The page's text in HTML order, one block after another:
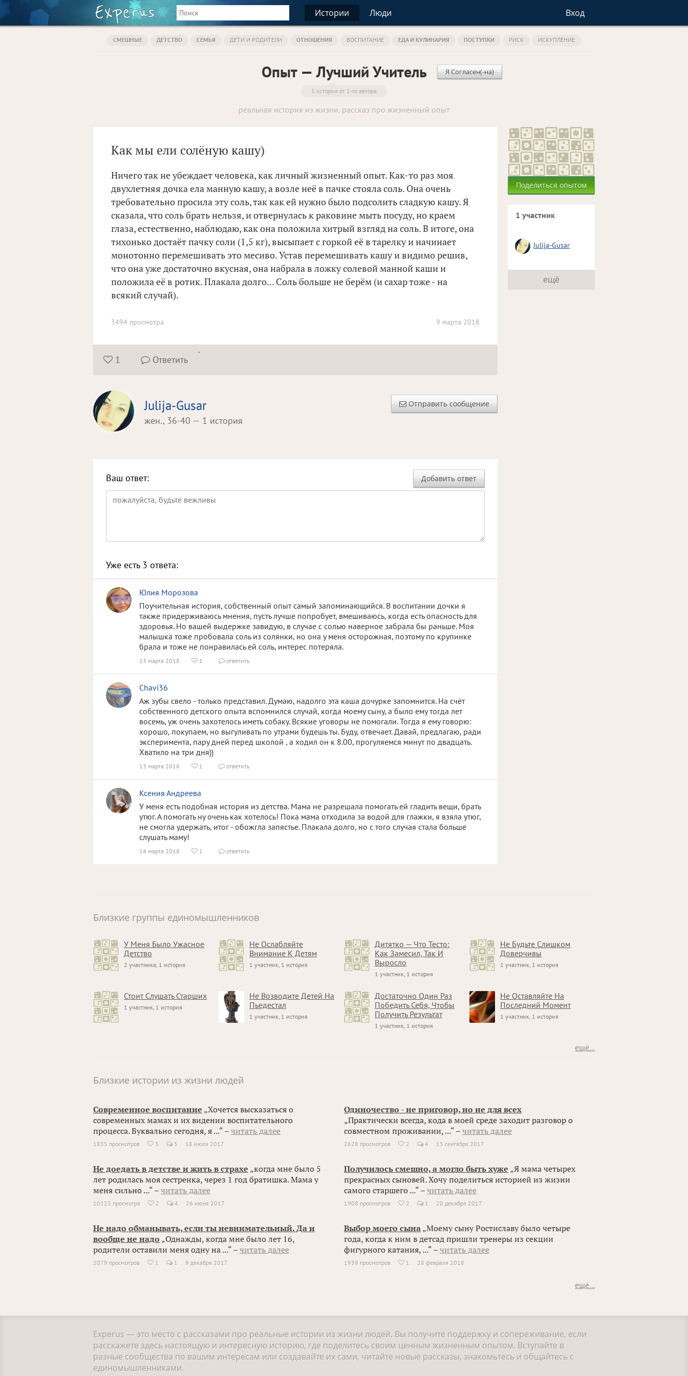
Истории Люди Вход
СМЕШНЫЕ ДЕТСТВО СЕМЬЯ ДЕТИ И РОДИТЕЛИ ОТНОШЕНИЯ ВОСПИТАНИЕ ЕДА И КУЛИНАРИЯ ПОСТУПКИ РИСК ИСКУПЛЕНИЕ
Опыт — Лучший Учитель Я Согласен(-на)
1 история от 1-го автора
реальная история из жизни, рассказ про жизненный опыт
Как мы ели солёную кашу)
Ничего так не убеждает человека, как личный жизненный опыт. Как-то раз моя
двухлетняя дочка ела манную кашу, а возле неё в пачке стояла соль. Она очень
требовательно просила эту соль, так как ей нужно было подсолить сладкую кашу. Я
сказала, что соль брать нельзя, и отвернулась к раковине мыть посуду, но краем
глаза, естественно, наблюдаю, как она положила хитрый взгляд на соль. В итоге, она
тихонько достаёт пачку соли (1,5 кг), высыпает с горкой её в тарелку и начинает
монотонно перемешивать это месиво. Устав перемешивать кашу и видимо решив,
что она уже достаточно вкусная, она набрала в ложку солевой манной каши и
положила её в ротик. Плакала долго... Соль больше не берём (и сахар тоже - на
всякий случай).
9 марта 2018
3494 просмотра
 1  Ответить
.
Отправить сообщение
Julija-Gusar
жен., 36-40 — 1 история
Добавить ответ
Ваш ответ:
Уже есть 3 ответа:
Юлия Морозова
Поучительная история, собственный опыт самый запоминающийся. В воспитании дочки я
также придерживаюсь мнения, пусть лучше попробует, вмешиваюсь, когда есть опасность для
здоровья. Но вашей выдержке завидую, в случае с солью наверное забрала бы раньше. Моя
малышка тоже пробовала соль из солянки, но она у меня осторожная, поэтому по крупинке
брала и тоже не понравилась ей соль, интерес потеряла.
13 марта 2018  1  ответить
Chavi36
Аж зубы свело - только представил. Думаю, надолго эта каша дочурке запомнится. На счёт
собственного детского опыта вспомнился случай, когда моему сыну, а было ему тогда лет
восемь, уж очень захотелось иметь собаку. Всякие уговоры не помогали. Тогда я ему говорю:
хорошо, покупаем, но выгуливать по утрами будешь ты. Буду, отвечает. Давай, предлагаю, ради
эксперимента, пару дней перед школой , а ходил он к 8.00, прогуляемся минут по двадцать.
Хватило на три дня))
13 марта 2018  1  ответить
Ксения Андреева
У меня есть подобная история из детства. Мама не разрешала помогать ей гладить вещи, брать
утюг. А помогать ну очень как хотелось! Пока мама отходила за водой для глажки, я взяла утюг,
не смогла удержать, итог - обожгла запястье. Плакала долго, но с того случая стала больше
слушать маму!
14 марта 2018  1  ответить
Поделиться опытом
1 участник
Julija-Gusar
ещё
Близкие группы единомышленников
У Меня Было Ужасное
Детство
2 участника, 1 история
Не Ослабляйте
Внимание К Детям
1 участник, 1 история
Дитятко — Что Тесто:
Как Замесил, Так И
Выросло
1 участник, 1 история
Не Будьте Слишком
Доверчивы
1 участник, 1 история
Стоит Слушать Старших
1 участник, 1 история
Не Возводите Детей На
Пьедестал
1 участник, 1 история
Достаточно Один Раз
Победить Себя, Чтобы
Получить Результат
1 участник, 1 история
Не Оставляйте На
Последний Момент
1 участник, 1 история
ещё...
Близкие истории из жизни людей
Современное воспитание „Хочется высказаться о
современных мамах и их видении воспитательного
процесса. Буквально сегодня, я ...“ – читать далее
1835 просмотров  3 5 18 июля 2017
Одиночество - не приговор, но не для всех
„Практически всегда, кода в моей среде заходит разговор о
совместном проживании, ...“ – читать далее
2628 просмотров  2 4 13 сентября 2017
Не доедать в детстве и жить в страхе „когда мне было 5
лет родилась моя сестренка, через 1 год братишка. Мама у
меня сильно ...“ – читать далее
10123 просмотра  2 4 26 июня 2017
Получилось смешно, а могло быть хуже „Я мама четырех
прекрасных сыновей. Хочу поделиться историей из жизни
самого старшего ...“ – читать далее
1908 просмотров  2 1 20 декабря 2017
Не надо обманывать, если ты невнимательный. Да и
вообще не надо „Однажды, когда мне было лет 16,
родители оставили меня одну на ...“ – читать далее
2079 просмотров  1 1 9 декабря 2017
Выбор моего сына „Моему сыну Ростиславу было четыре
года, когда к ним в детсад пришли тренеры из секции
фигурного катания, ...“ – читать далее
1939 просмотров  1 28 февраля 2018
ещё...
Experus — это место с рассказами про реальные истории из жизни людей. Вы получите поддержку и сопереживание, если
расскажете здесь настоящую и интересную историю, где поделитесь своим ценным жизненным опытом. Вступайте в
разные сообщества по вашим интересам или создавайте их сами, читайте новые рассказы, знакомьтесь и общайтесь с
единомышленниками.